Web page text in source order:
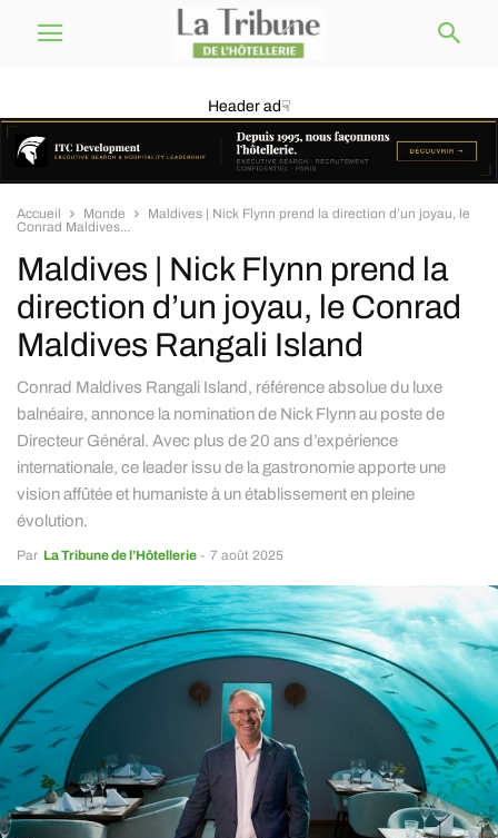
Header ad☟
Accueil Monde
Maldives | Nick Flynn prend la direction d’un joyau, le
Conrad Maldives...
Maldives | Nick Flynn prend la
direction d’un joyau, le Conrad
Maldives Rangali Island
Conrad Maldives Rangali Island, référence absolue du luxe
balnéaire, annonce la nomination de Nick Flynn au poste de
Directeur Général. Avec plus de 20 ans d’expérience
internationale, ce leader issu de la gastronomie apporte une
vision affûtée et humaniste à un établissement en pleine
évolution.
Par La Tribune de l’Hôtellerie - 7 août 2025